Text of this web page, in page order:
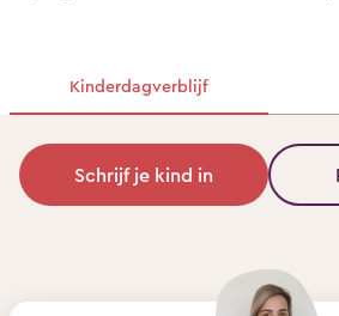
Kinderdagverblijf
Schrijf je kind in